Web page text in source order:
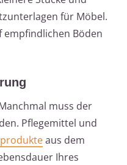
für Möbel.
empfindlichen Böden
muss der
Pflegemittel und
aus dem
Ihres